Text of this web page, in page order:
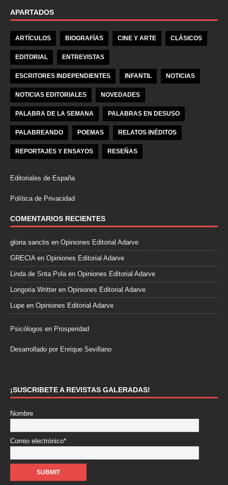
APARTADOS
ARTÍCULOS BIOGRAFÍAS CINE Y ARTE CLÁSICOS
EDITORIAL ENTREVISTAS
ESCRITORES INDEPENDIENTES INFANTIL NOTICIAS
NOTICIAS EDITORIALES NOVEDADES
PALABRA DE LA SEMANA PALABRAS EN DESUSO
PALABREANDO POEMAS RELATOS INÉDITOS
REPORTAJES Y ENSAYOS RESEÑAS
Editoriales de España
Política de Privacidad
COMENTARIOS RECIENTES
gloria sanctis en Opiniones Editorial Adarve
GRECIAen Opiniones Editorial Adarve
Linda de Snta Polaen Opiniones Editorial Adarve
Longoria Writter en Opiniones Editorial Adarve
Lupe en Opiniones Editorial Adarve
Psicólogos en Prosperidad
Desarrollado por Enrique Sevillano
¡SUSCRIBETE A REVISTAS GALERADAS!
Nombre
Correo electrónico*